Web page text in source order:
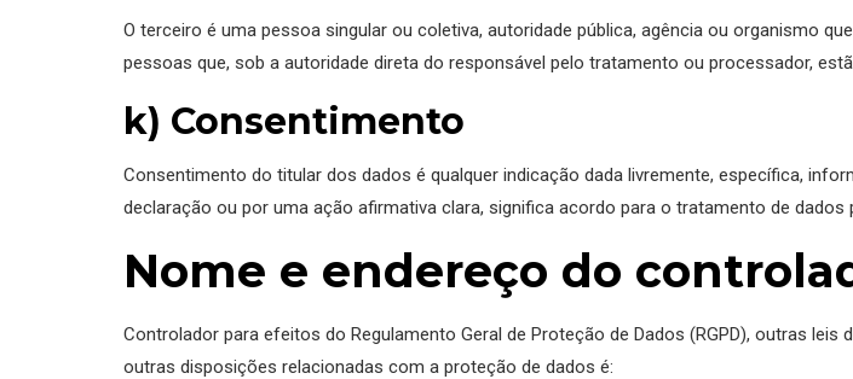
O terceiro é uma pessoa singular ou coletiva, autoridade pública, agência ou organismo
pessoas que, sob a autoridade direta do responsável pelo tratamento ou processador,
k) Consentimento
Consentimento do titular dos dados é qualquer indicação dada livremente, específica,
declaração ou por uma ação afirmativa clara, significa acordo para o tratamento de dados
Nome e endereço do
Controlador para efeitos do Regulamento Geral de Proteção de Dados (RGPD), outras
outras disposições relacionadas com a proteção de dados é: